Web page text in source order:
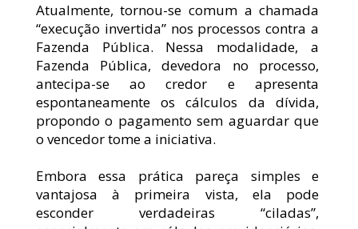
ESTÁGIO GRADUAÇÃO
ESTÁGIO PÓS-GRADUAÇÃO
AUXILIAR ADMINISTRATIVO 2026
Atualmente, tornou-se comum a chamada
“execução invertida” nos processos contra a
Fazenda Pública. Nessa modalidade, a
Fazenda Pública, devedora no processo,
antecipa-se ao credor e apresenta
espontaneamente os cálculos da dívida,
propondo o pagamento sem aguardar que
o vencedor tome a iniciativa.
Embora essa prática pareça simples e
vantajosa à primeira vista, ela pode
esconder verdadeiras “ciladas”,